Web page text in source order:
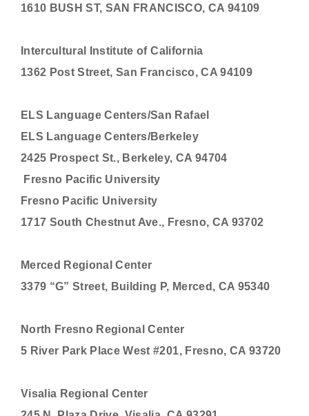
1610 BUSH ST, SAN FRANCISCO, CA 94109
Intercultural Institute of California
1362 Post Street, San Francisco, CA 94109
ELS Language Centers/San Rafael
ELS Language Centers/Berkeley
2425 Prospect St., Berkeley, CA 94704
Fresno Pacific University
Fresno Pacific University
1717 South Chestnut Ave., Fresno, CA 93702
Merced Regional Center
3379 “G” Street, Building P, Merced, CA 95340
North Fresno Regional Center
5 River Park Place West #201, Fresno, CA 93720
Visalia Regional Center